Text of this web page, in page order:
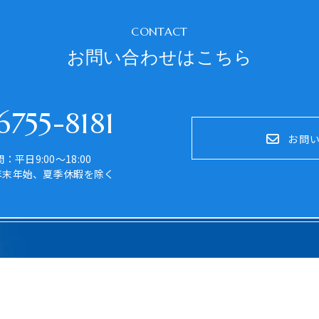
CONTACT
お問い合わせはこちら
8181
：平日9:00～18:00
年始、夏季休暇を除く
お問